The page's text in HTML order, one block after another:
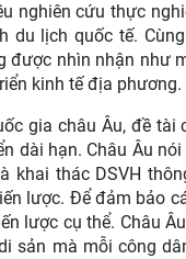
nghiên cứu thực
du lịch quốc tế.
được nhìn nhận như
kinh tế địa phương.
gia châu Âu, đề
dài hạn. Châu Âu
khai thác DSVH
lược. Để đảm bảo
lược cụ thể. Châu
sản mà mỗi công